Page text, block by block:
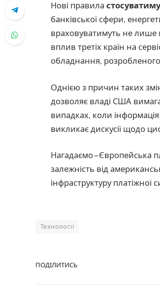
Нові правила
банківської сфери,
враховуватимуть не лише
вплив третіх країн на
обладнання,
Однією з причин таких
дозволяє владі США
випадках, коли
викликає дискусії щодо
Нагадаємо – Європейська
залежність від
інфраструктуру
Технології
ПОДІЛИТИСЬ